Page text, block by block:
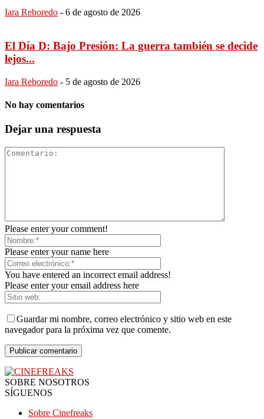
Iara Reboredo - 6 de agosto de 2026
El Día D: Bajo Presión: La guerra también se decide
lejos...
Iara Reboredo - 5 de agosto de 2026
No hay comentarios
Dejar una respuesta
Please enter your comment!
Please enter your name here
You have entered an incorrect email address!
Please enter your email address here
Guardar mi nombre, correo electrónico y sitio web en este
navegador para la próxima vez que comente.
SOBRE NOSOTROS
SÍGUENOS
Sobre Cinefreaks